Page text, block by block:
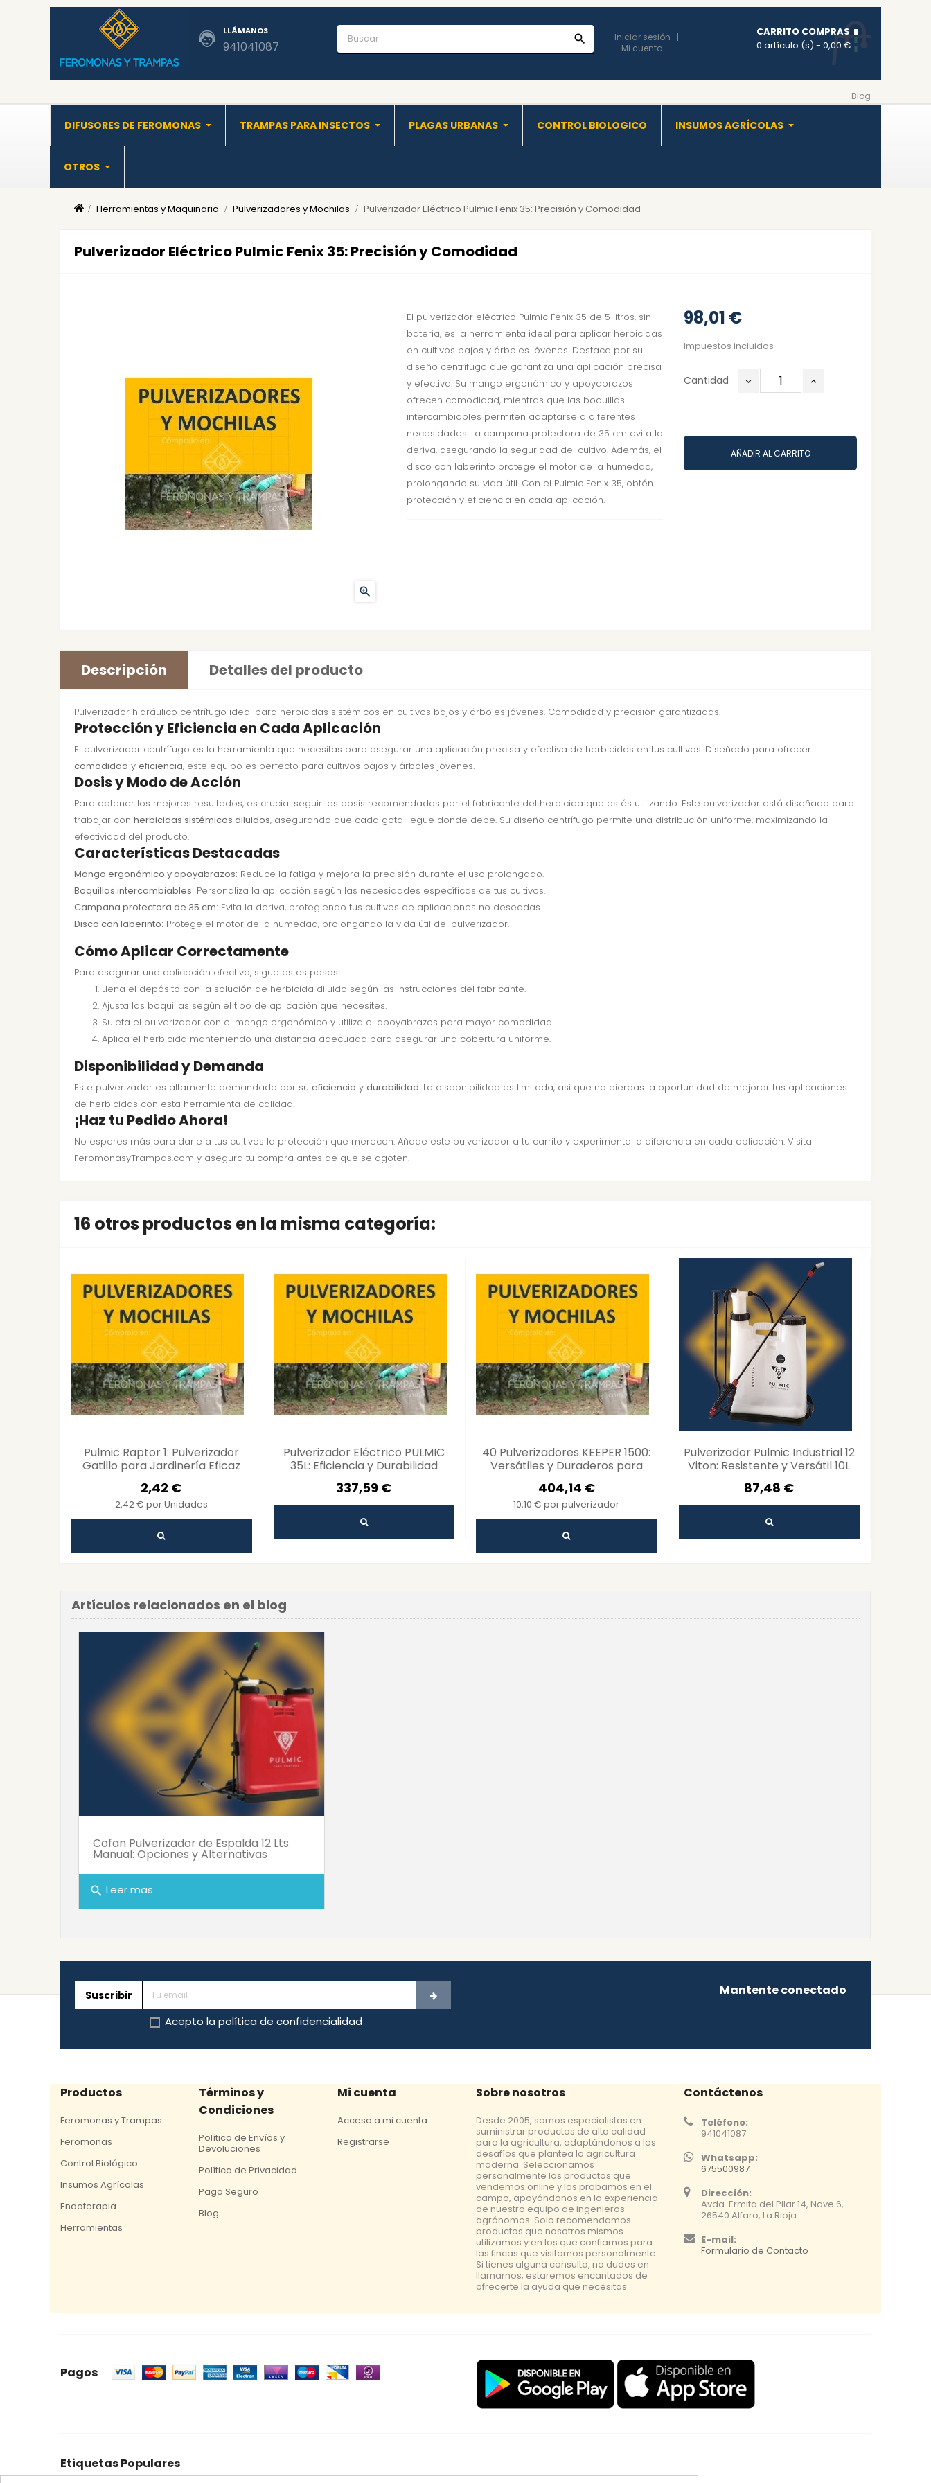
LLÁMANOS
941041087 search
Iniciar sesión
Mi cuenta
CARRITO COMPRAS
0 artículo (s) - 0,00 €
Blog
DIFUSORES DE FEROMONAS TRAMPAS PARA INSECTOS PLAGAS URBANAS CONTROL BIOLOGICO INSUMOS AGRÍCOLAS
OTROS
Herramientas y Maquinaria Pulverizadores y Mochilas Pulverizador Eléctrico Pulmic Fenix 35: Precisión y Comodidad
Pulverizador Eléctrico Pulmic Fenix 35: Precisión y Comodidad

98,01 €
Impuestos incluidos
Cantidad
AÑADIR AL CARRITO
El pulverizador eléctrico Pulmic Fenix 35 de 5 litros, sin
batería, es la herramienta ideal para aplicar herbicidas
en cultivos bajos y árboles jóvenes. Destaca por su
diseño centrífugo que garantiza una aplicación precisa
y efectiva. Su mango ergonómico y apoyabrazos
ofrecen comodidad, mientras que las boquillas
intercambiables permiten adaptarse a diferentes
necesidades. La campana protectora de 35 cm evita la
deriva, asegurando la seguridad del cultivo. Además, el
disco con laberinto protege el motor de la humedad,
prolongando su vida útil. Con el Pulmic Fenix 35, obtén
protección y eficiencia en cada aplicación.
Descripción Detalles del producto
Pulverizador hidráulico centrífugo ideal para herbicidas sistémicos en cultivos bajos y árboles jóvenes. Comodidad y precisión garantizadas.
Protección y Eficiencia en Cada Aplicación
El pulverizador centrífugo es la herramienta que necesitas para asegurar una aplicación precisa y efectiva de herbicidas en tus cultivos. Diseñado para ofrecer
comodidad y eficiencia, este equipo es perfecto para cultivos bajos y árboles jóvenes.
Dosis y Modo de Acción
Para obtener los mejores resultados, es crucial seguir las dosis recomendadas por el fabricante del herbicida que estés utilizando. Este pulverizador está diseñado para
trabajar con herbicidas sistémicos diluidos, asegurando que cada gota llegue donde debe. Su diseño centrífugo permite una distribución uniforme, maximizando la
efectividad del producto.
Características Destacadas
Mango ergonómico y apoyabrazos: Reduce la fatiga y mejora la precisión durante el uso prolongado.
Boquillas intercambiables: Personaliza la aplicación según las necesidades específicas de tus cultivos.
Campana protectora de 35 cm: Evita la deriva, protegiendo tus cultivos de aplicaciones no deseadas.
Disco con laberinto: Protege el motor de la humedad, prolongando la vida útil del pulverizador.
Cómo Aplicar Correctamente
Para asegurar una aplicación efectiva, sigue estos pasos:
Llena el depósito con la solución de herbicida diluido según las instrucciones del fabricante.
Ajusta las boquillas según el tipo de aplicación que necesites.
Sujeta el pulverizador con el mango ergonómico y utiliza el apoyabrazos para mayor comodidad.
Aplica el herbicida manteniendo una distancia adecuada para asegurar una cobertura uniforme.
Disponibilidad y Demanda
Este pulverizador es altamente demandado por su eficiencia y durabilidad. La disponibilidad es limitada, así que no pierdas la oportunidad de mejorar tus aplicaciones
de herbicidas con esta herramienta de calidad.
¡Haz tu Pedido Ahora!
No esperes más para darle a tus cultivos la protección que merecen. Añade este pulverizador a tu carrito y experimenta la diferencia en cada aplicación. Visita
FeromonasyTrampas.com y asegura tu compra antes de que se agoten.
16 otros productos en la misma categoría:
Pulmic Raptor 1: Pulverizador
Gatillo para Jardinería Eficaz
2,42 €
2,42 € por Unidades
Pulverizador Eléctrico PULMIC
35L: Eficiencia y Durabilidad
337,59 €
40 Pulverizadores KEEPER 1500:
Versátiles y Duraderos para
404,14 €
10,10 € por pulverizador
Pulverizador Pulmic Industrial 12
Viton: Resistente y Versátil 10L
87,48 €
Artículos relacionados en el blog
Cofan Pulverizador de Espalda 12 Lts
Manual: Opciones y Alternativas
search Leer mas
Suscribir
Acepto la política de confidencialidad
Mantente conectado
Productos
Feromonas y Trampas
Feromonas
Control Biológico
Insumos Agrícolas
Endoterapia
Herramientas
Términos y
Condiciones
Política de Envíos y
Devoluciones
Política de Privacidad
Pago Seguro
Blog
Mi cuenta
Acceso a mi cuenta
Registrarse
Sobre nosotros
Desde 2005, somos especialistas en
suministrar productos de alta calidad
para la agricultura, adaptándonos a los
desafíos que plantea la agricultura
moderna. Seleccionamos
personalmente los productos que
vendemos online y los probamos en el
campo, apoyándonos en la experiencia
de nuestro equipo de ingenieros
agrónomos. Solo recomendamos
productos que nosotros mismos
utilizamos y en los que confiamos para
las fincas que visitamos personalmente.
Si tienes alguna consulta, no dudes en
llamarnos; estaremos encantados de
ofrecerte la ayuda que necesitas.
Contáctenos
Teléfono:
941041087
Whatsapp:
675500987
Dirección:
Avda. Ermita del Pilar 14, Nave 6,
26540 Alfaro, La Rioja.
E-mail:
Formulario de Contacto
Pagos
Etiquetas Populares